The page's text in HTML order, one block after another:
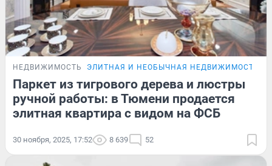
НЕДВИЖИМОСТЬ ЭЛИТНАЯ И НЕОБЫЧНАЯ НЕДВИЖИМОСТЬ
Паркет из тигрового дерева и люстры
ручной работы: в Тюмени продается
элитная квартира с видом на ФСБ
30 ноября, 2025, 17:52 8 639 52